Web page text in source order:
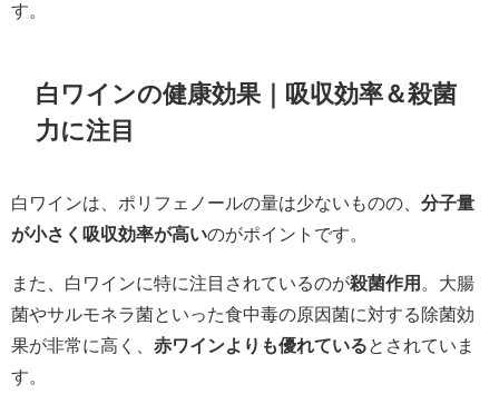
す。
白ワインの健康効果｜吸収効率＆殺菌
力に注目
白ワインは、ポリフェノールの量は少ないものの、 分子量
が小さく吸収効率が高いのがポイントです。
また、白ワインに特に注目されているのが殺菌作用
。大腸
菌やサルモネラ菌といった食中毒の原因菌に対する除菌効
果が非常に高く、 赤ワインよりも優れている とされていま
す。